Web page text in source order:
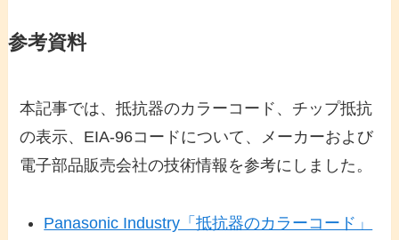
参考資料
本記事では、抵抗器のカラーコード、チップ抵抗
の表示、EIA-96コードについて、メーカーおよび
電子部品販売会社の技術情報を参考にしました。
Panasonic Industry「抵抗器のカラーコード」